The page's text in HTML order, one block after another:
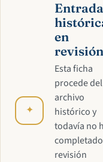
✦
Entrada
en
revisión
Esta ficha
procede del
archivo
histórico y
todavía no
revisión